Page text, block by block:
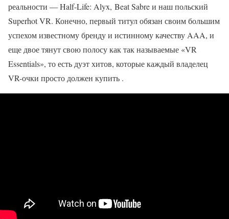
реальности — Half-Life: Alyx, Beat Sabre и наш польский
Superhot VR. Конечно, первый титул обязан своим большим
успехом известному бренду и истинному качеству AAA, и
еще двое тянут свою полосу как так называемые «VR
Essentials», то есть дуэт хитов, которые каждый владелец
VR-очки просто должен купить .